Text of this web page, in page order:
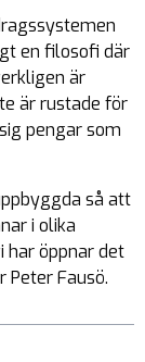
en filosofi där
är
är rustade för
pengar som
så att
i olika
har öppnar det
Fausö.